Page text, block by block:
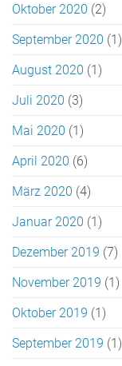
Oktober 2020 (2)
September 2020 (1)
August 2020 (1)
Juli 2020 (3)
Mai 2020 (1)
April 2020 (6)
März 2020 (4)
Januar 2020 (1)
Dezember 2019 (7)
November 2019 (1)
Oktober 2019 (1)
September 2019 (1)